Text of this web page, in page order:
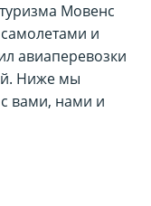
Мовенс
и
авиаперевозки
Ниже мы
вами, нами и